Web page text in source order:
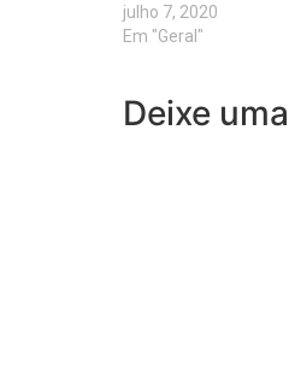
julho 7, 2020
Em "Geral"
Deixe